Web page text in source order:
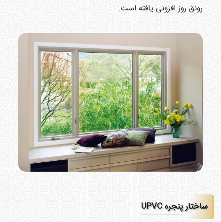
رونق روز افزونی یافته است.
ساختارپنجره UPVC